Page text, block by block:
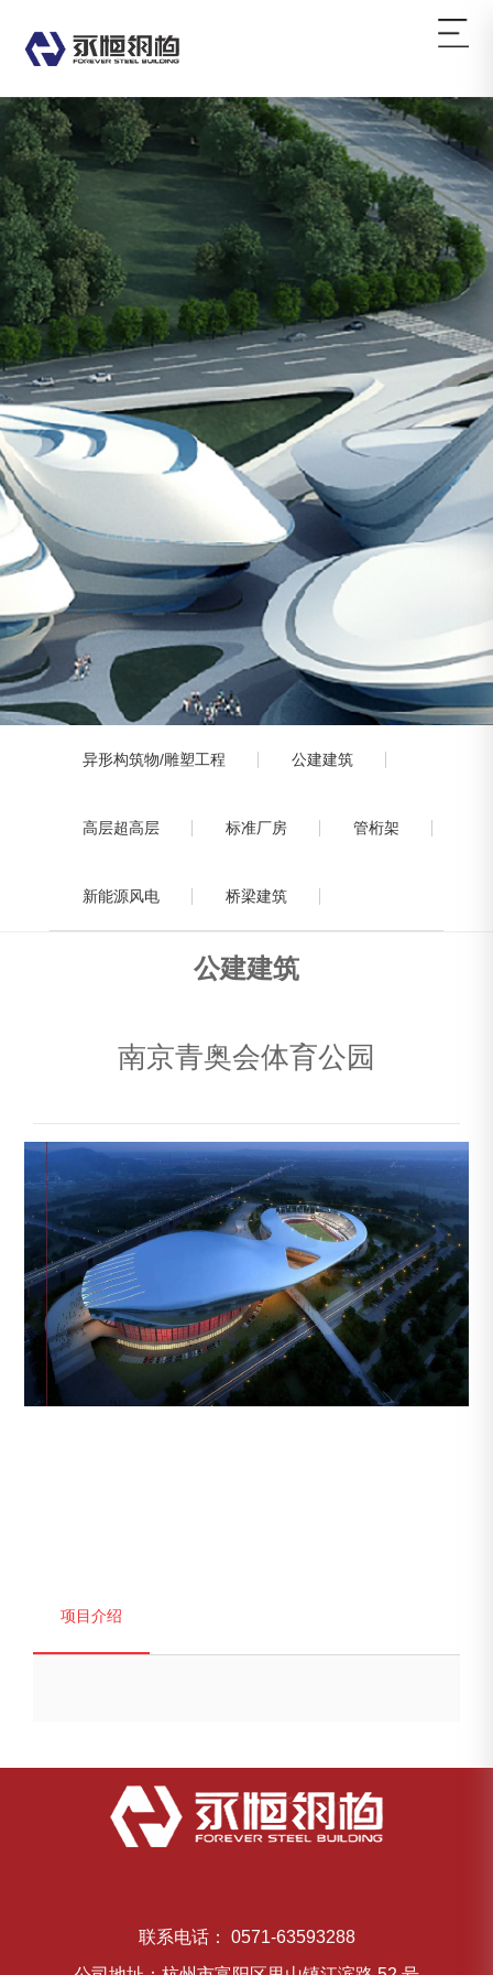
异形构筑物/雕塑工程 公建建筑
高层超高层 标准厂房 管桁架
新能源风电 桥梁建筑
公建建筑
南京青奥会体育公园
项目介绍
联系电话： 0571-63593288